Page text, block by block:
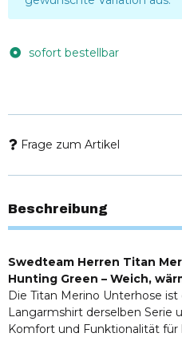
sofort bestellbar
Frage zum Artikel
Beschreibung
Swedteam Herren Titan
Hunting Green – Weich,
Die Titan Merino Unterhose
Langarmshirt derselben Serie
Komfort und Funktionalität für